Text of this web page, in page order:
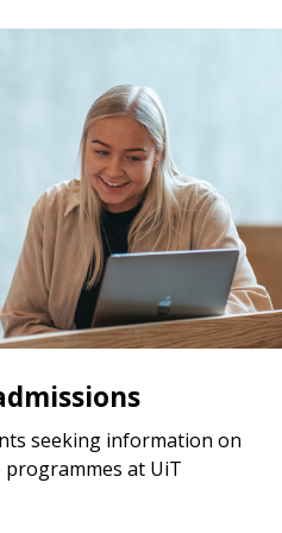
seeking information on
at UiT